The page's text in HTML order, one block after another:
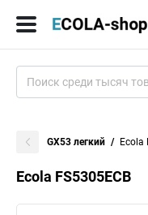
GX53 легкий Ecola
Ecola FS5305ECB